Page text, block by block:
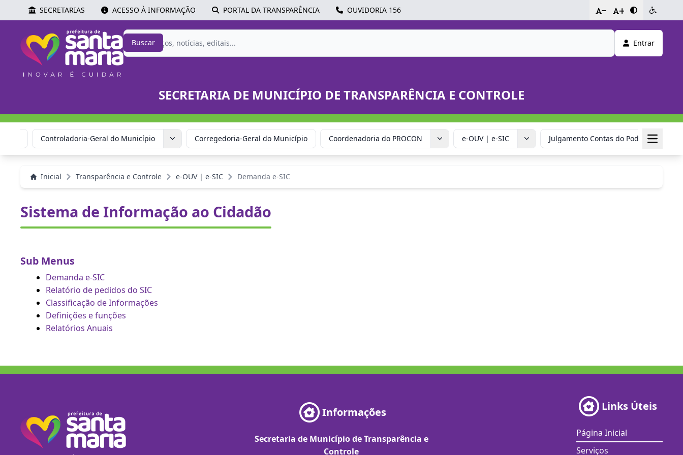
SECRETARIAS ACESSO À INFORMAÇÃO PORTAL DA TRANSPARÊNCIA OUVIDORIA 156 - +
Buscar Entrar
SECRETARIA DE MUNICÍPIO DE TRANSPARÊNCIA E CONTROLE
Controladoria-Geral do Município Corregedoria-Geral do Município Coordenadoria do PROCON e-OUV | e-SIC Julgamento Contas do Poder Executivo
Inicial Transparência e Controle e-OUV | e-SIC Demanda e-SIC
Sistema de Informação ao Cidadão
Sub Menus
Demanda e-SIC
Relatório de pedidos do SIC
Classificação de Informações
Definições e funções
Relatórios Anuais
Informações
Secretaria de Município de Transparência e
Controle
Links Úteis
Página Inicial
Serviços